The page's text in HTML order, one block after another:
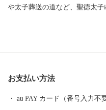
や太子葬送の道など、聖徳太子
すので、お気軽に観光をお楽
お支払い方法
au PAY カード（番号入力不要